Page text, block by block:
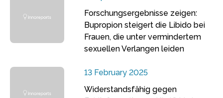
Forschungsergebnisse zeigen:
Bupropion steigert die Libido bei
Frauen, die unter vermindertem
sexuellen Verlangen leiden
13 February 2025
Widerstandsfähig gegen